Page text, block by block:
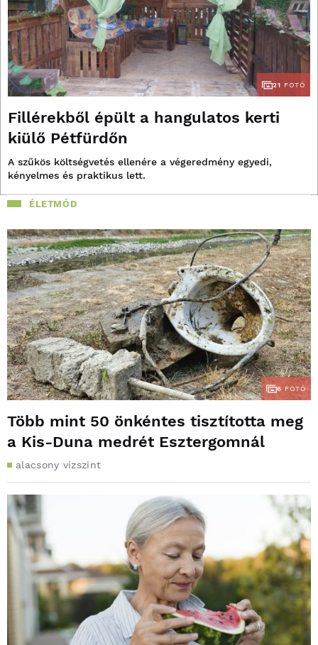
21 FOTÓ
Fillérekből épült a hangulatos kerti
kiülő Pétfürdőn
A szűkös költségvetés ellenére a végeredmény egyedi,
kényelmes és praktikus lett.
ÉLETMÓD
6 FOTÓ
Több mint 50 önkéntes tisztította meg
a Kis-Duna medrét Esztergomnál
alacsony vízszint